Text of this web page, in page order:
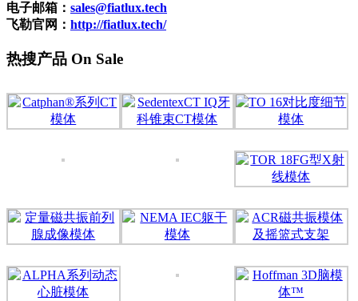
电子邮箱： sales@fiatlux.tech
飞勒官网： http://fiatlux.tech/
热搜产品 On Sale